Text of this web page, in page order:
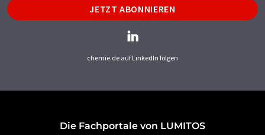
JETZT ABONNIEREN
chemie.de auf LinkedIn folgen
Die Fachportale von LUMITOS